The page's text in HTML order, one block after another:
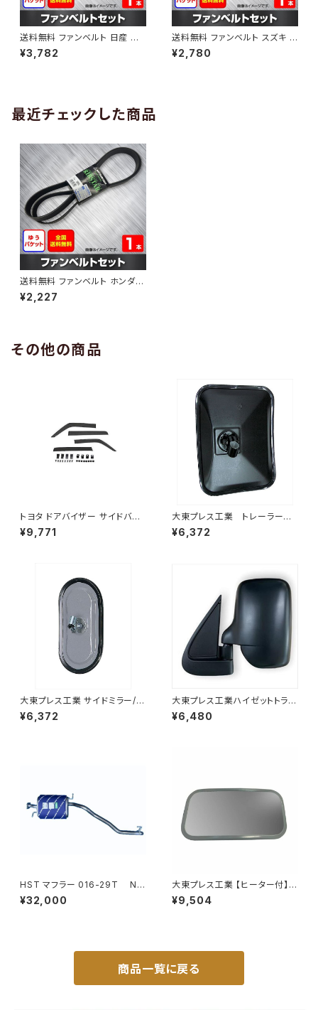
送料無料 ファンベルト 日産 キ
ューブ 型式Z12 H20.11～H24.
10 （国内トップメーカー） 1本 H
¥3,782
送料無料 ファンベルト スズキ ワ
ゴンR 型式MH34S H24.09～
H29.02 （国内トップメーカー）
¥2,780
最近チェックした商品
送料無料 ファンベルト ホンダ
シビックフェリオ 型式ES2 H12.
09～H17.09 （国内トップメー
¥2,227
その他の商品
トヨタ ドアバイザー サイドバイ
ザー タンク 900系 ルーミー 9
00系 M900A M910A サイドド
¥9,771
大東プレス工業 トレーラーミ
ラー 黒 UD L013 NS
角型 左 DI-58B
¥6,372
大東プレス工業 サイドミラー/バ
ックミラー77年いすゞ 300 L0
04 小判 DI-75
¥6,372
大東プレス工業ハイゼットトラッ
ク S201C S211C S201P S211
Pサイドミラー/ドアミラー (助手
¥6,480
HST マフラー 016-29T NV
350キャラバン VR2E26 ニッサ
ン 本体オールステンレス 車検
¥32,000
大東プレス工業 【ヒーター付】サ
イドミラー/バックミラーJ08 DI
-7Z
¥9,504
商品一覧に戻る